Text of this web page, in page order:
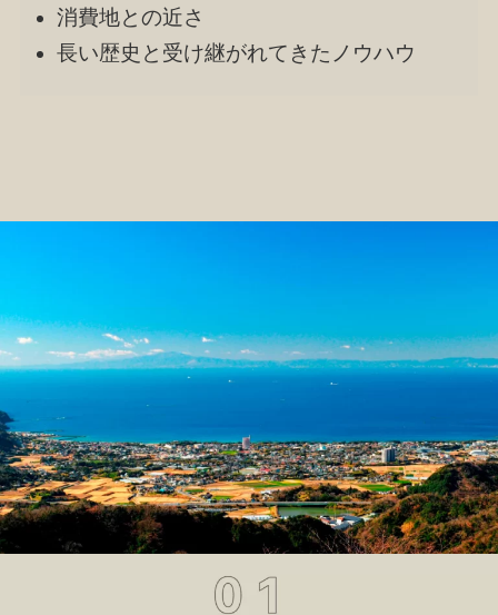
消費地との近さ
長い歴史と受け継がれてきたノウハウ